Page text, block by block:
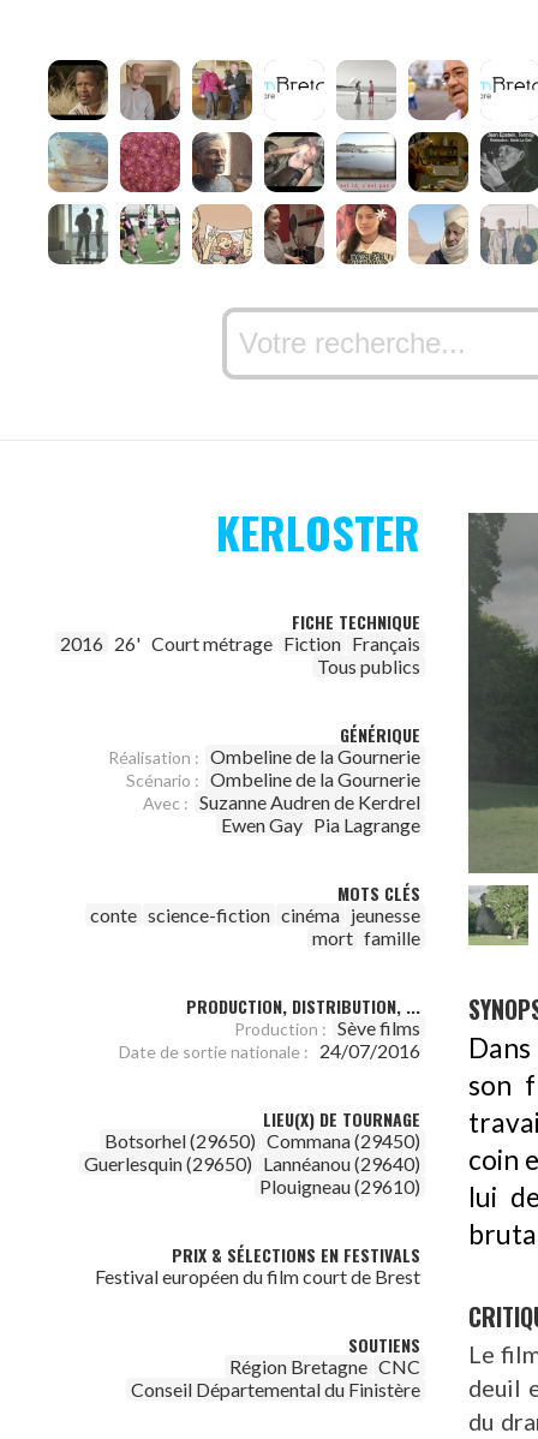
KERLOSTER
FICHE TECHNIQUE
2016 26' Court métrage Fiction Français
Tous publics
GÉNÉRIQUE
Réalisation : Ombeline de la Gournerie
Scénario : Ombeline de la Gournerie
Avec : Suzanne Audren de Kerdrel
Ewen Gay Pia Lagrange
MOTS CLÉS
conte science-fiction cinéma jeunesse
mort famille
PRODUCTION, DISTRIBUTION, ...
Production : Sève films
Date de sortie nationale : 24/07/2016
LIEU(X) DE TOURNAGE
Botsorhel (29650) Commana (29450)
Guerlesquin (29650) Lannéanou (29640)
Plouigneau (29610)
PRIX & SÉLECTIONS EN FESTIVALS
Festival européen du film court de Brest
SOUTIENS
Région Bretagne CNC
Conseil Départemental du Finistère
son
coin
lui
Le
deuil
du